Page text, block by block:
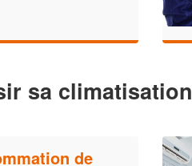
sa climatisation
de